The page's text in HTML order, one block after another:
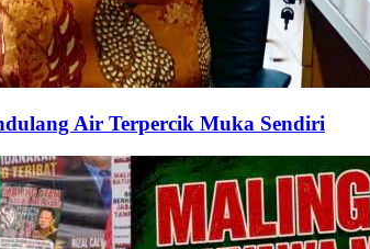
Air Terpercik Muka Sendiri